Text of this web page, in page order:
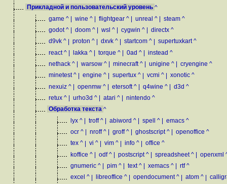
Прикладной и пользовательский уровень ^
game ^ | wine ^ | flightgear ^ | unreal ^ | steam ^
godot ^ | doom ^ | wsl ^ | cygwin ^ | directx ^
d9vk ^ | proton ^ | dxvk ^ | startcom ^ | supertuxkart ^
react ^ | lakka ^ | torque ^ | 0ad ^ | instead ^
nethack ^ | warsow ^ | minecraft ^ | unigine ^ | cryengine ^
minetest ^ | engine ^ | supertux ^ | vcmi ^ | xonotic ^
nexuiz ^ | openmw ^ | etersoft ^ | q4wine ^ | d3d ^
retux ^ urho3d ^ atari ^ nintendo ^
Обработка текста ^
lyx ^ | troff ^ | abiword ^ | spell ^ | emacs ^
ocr ^ nroff ^ groff ^ ghostscript ^ openoffice ^
tex ^ | vi ^ | vim ^ | info ^ | office ^
koffice ^ | odf ^ | postscript ^ | spreadsheet ^ | openxml
gnumeric ^ pim ^ text ^ xemacs ^ rtf ^
excel ^ | libreoffice ^ | opendocument ^ | atom ^ |